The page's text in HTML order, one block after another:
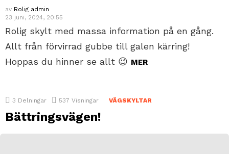
av Rolig admin
23 juni, 2024, 20:55
Rolig skylt med massa information på en gång.
Allt från förvirrad gubbe till galen kärring!
Hoppas du hinner se allt 😉 MER
3 Delningar 537 Visningar VÄGSKYLTAR
Bättringsvägen!